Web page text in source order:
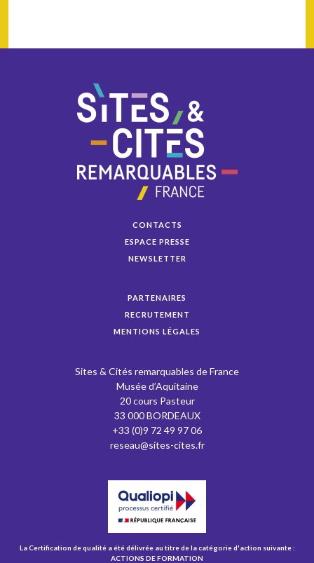
CONTACTS
ESPACE PRESSE
NEWSLETTER
PARTENAIRES
RECRUTEMENT
MENTIONS LÉGALES
Sites & Cités remarquables de France
Musée d’Aquitaine
20 cours Pasteur
33 000 BORDEAUX
+33 (0)9 72 49 97 06
reseau@sites-cites.fr
La Certification de qualité a été délivrée au titre de la catégorie d'action suivante :
ACTIONS DE FORMATION